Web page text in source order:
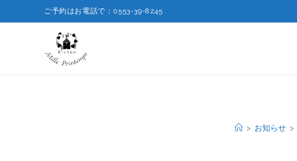
ご予約はお電話で：0553-39-8245
> お知らせ >